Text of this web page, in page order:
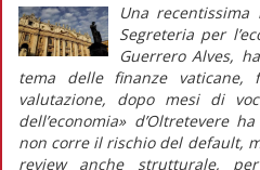
Una
Segreteria per
Guerrero Alves,
tema delle finanze vaticane,
valutazione, dopo mesi di
dell’economia» d’Oltretevere
non corre il rischio del default,
review anche strutturale,